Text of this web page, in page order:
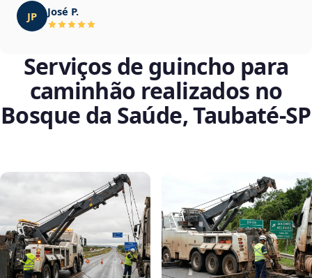
JP José P.
Serviços de guincho para
caminhão realizados no
Bosque da Saúde, Taubaté‑SP